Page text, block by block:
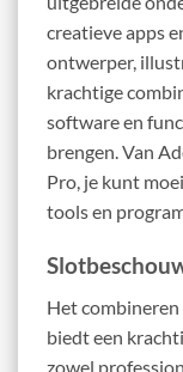
creatieve apps
ontwerper,
krachtige
software en
brengen. Van
Pro, je kunt
tools en
Het combineren
biedt een
zowel